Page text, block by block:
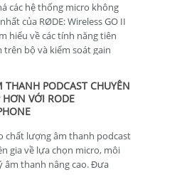
các hệ thống micro không
của RØDE: Wireless GO II
hiểu về các tính năng tiên
trên bộ và kiểm soát gain
THANH PODCAST CHUYÊN
HƠN VỚI RODE
chất lượng âm thanh podcast
gia về lựa chọn micro, môi
thanh nâng cao. Đưa